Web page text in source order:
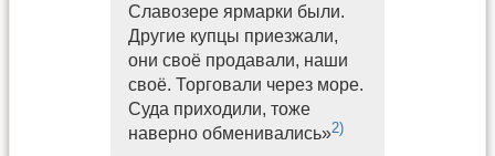
Славозере ярмарки были.
Другие купцы приезжали,
они своё продавали, наши
своё. Торговали через море.
Суда приходили, тоже
наверно обменивались»2)